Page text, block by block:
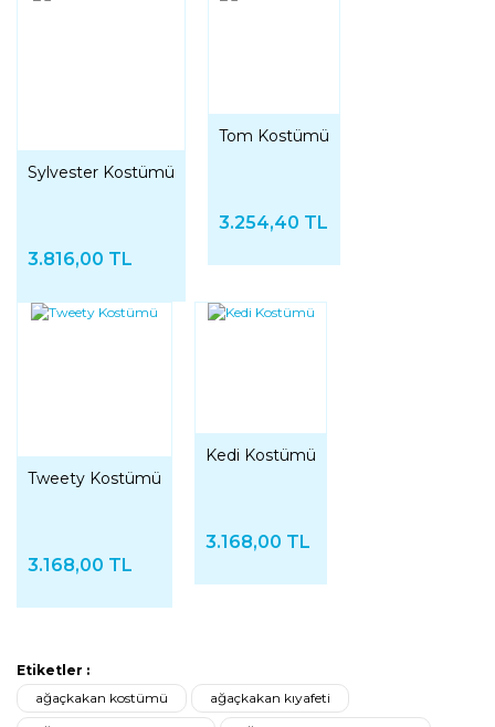
Sylvester Kostümü
3.816,00 TL
Tom Kostümü
3.254,40 TL
Tweety Kostümü
3.168,00 TL
Kedi Kostümü
3.168,00 TL
Etiketler :
ağaçkakan kostümü
ağaçkakan kıyafeti